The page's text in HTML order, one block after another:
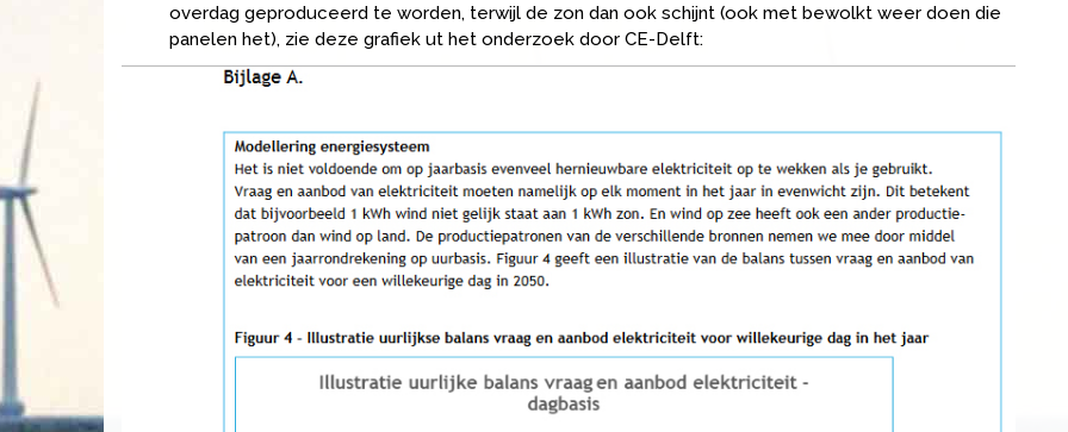
overdag geproduceerd te worden, terwijl de zon dan ook schijnt (ook met bewolkt weer doen die
panelen het), zie deze grafiek ut het onderzoek door CE-Delft: